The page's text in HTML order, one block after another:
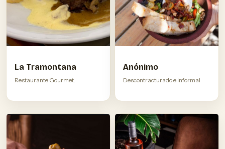
La Tramontana
Restaurante Gourmet.
Anónimo
Descontracturado e informal